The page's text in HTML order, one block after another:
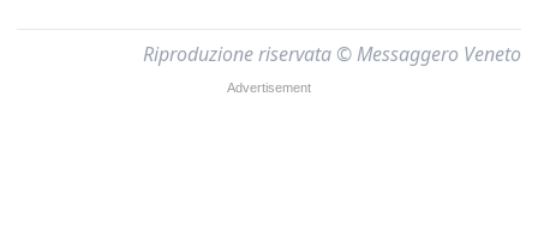
Riproduzione riservata © Messaggero Veneto